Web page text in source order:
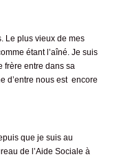
Le plus vieux de mes
étant l’aîné. Je suis
frère entre dans sa
d’entre nous est encore
que je suis au
de l’Aide Sociale à